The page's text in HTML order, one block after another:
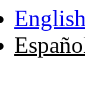
English